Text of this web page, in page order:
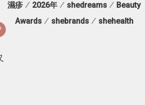
濕疹 / 2026年 / shedreams / Beauty
Awards/ shebrands/ shehealth